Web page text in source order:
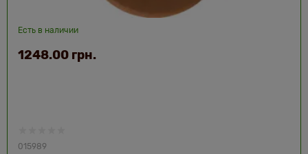
Есть в наличии
015989
1248.00 грн.